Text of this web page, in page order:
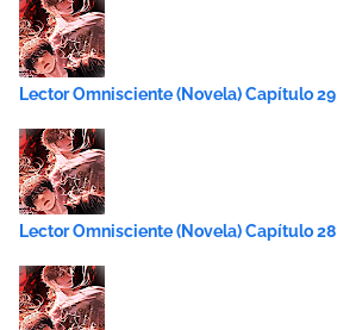
Lector Omnisciente (Novela) Capítulo 29
Lector Omnisciente (Novela) Capítulo 28